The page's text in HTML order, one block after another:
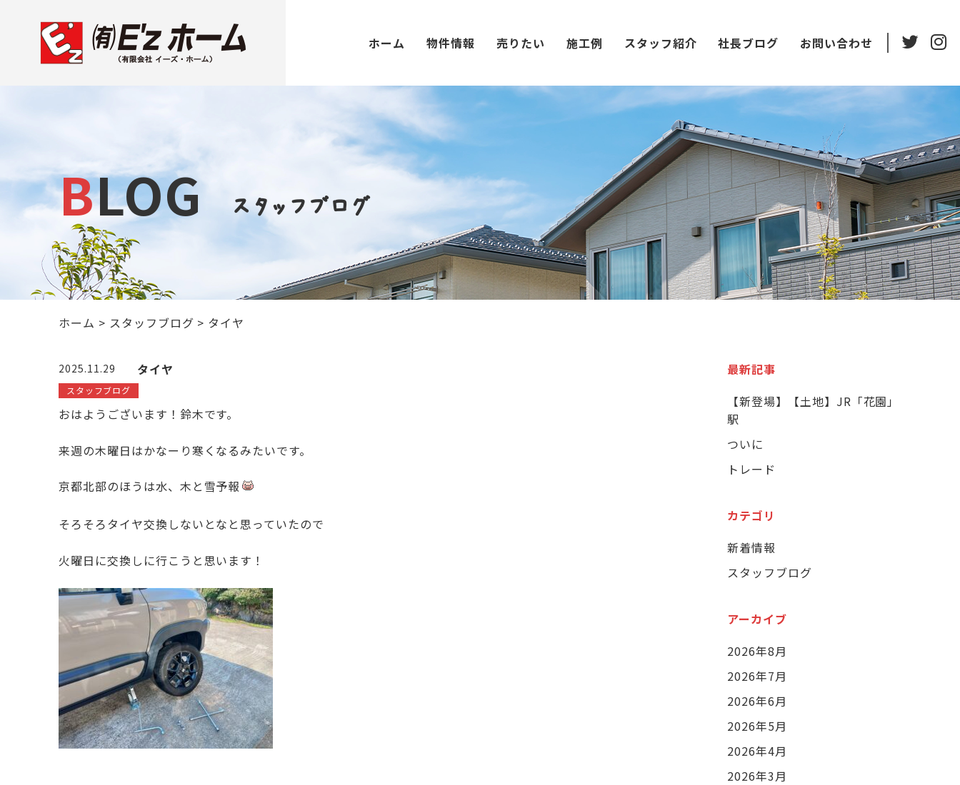
ホーム 物件情報 売りたい 施工例 スタッフ紹介 社長ブログ お問い合わせ
BLOG スタッフブログ
ホーム > スタッフブログ > タイヤ
2025.11.29 タイヤ
スタッフブログ
おはようございます！鈴木です。
来週の木曜日はかなーり寒くなるみたいです。
京都北部のほうは水、木と雪予報
そろそろタイヤ交換しないとなと思っていたので
火曜日に交換しに行こうと思います！
最新記事
【新登場】【土地】JR「花園」
駅
ついに
トレード
カテゴリ
新着情報
スタッフブログ
アーカイブ
2026年8月
2026年7月
2026年6月
2026年5月
2026年4月
2026年3月